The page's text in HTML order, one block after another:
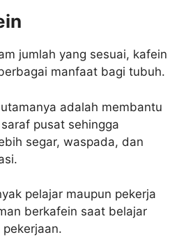
jumlah yang sesuai, kafein
manfaat bagi tubuh.
adalah membantu
pusat sehingga
segar, waspada, dan
pelajar maupun pekerja
berkafein saat belajar